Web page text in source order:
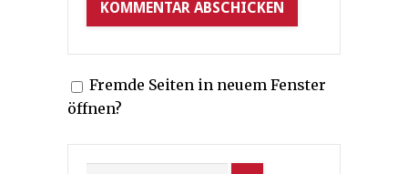
Fremde Seiten in neuem Fenster
öffnen?